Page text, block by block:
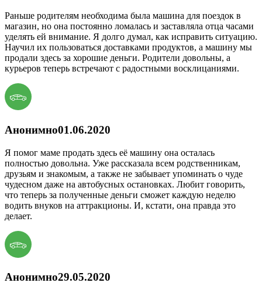
Раньше родителям необходима была машина для поездок в
магазин, но она постоянно ломалась и заставляла отца часами
уделять ей внимание. Я долго думал, как исправить ситуацию.
Научил их пользоваться доставками продуктов, а машину мы
продали здесь за хорошие деньги. Родители довольны, а
курьеров теперь встречают с радостными восклицаниями.
Анонимно01.06.2020
Я помог маме продать здесь её машину она осталась
полностью довольна. Уже рассказала всем родственникам,
друзьям и знакомым, а также не забывает упоминать о чуде
чудесном даже на автобусных остановках. Любит говорить,
что теперь за полученные деньги сможет каждую неделю
водить внуков на аттракционы. И, кстати, она правда это
делает.
Анонимно29.05.2020